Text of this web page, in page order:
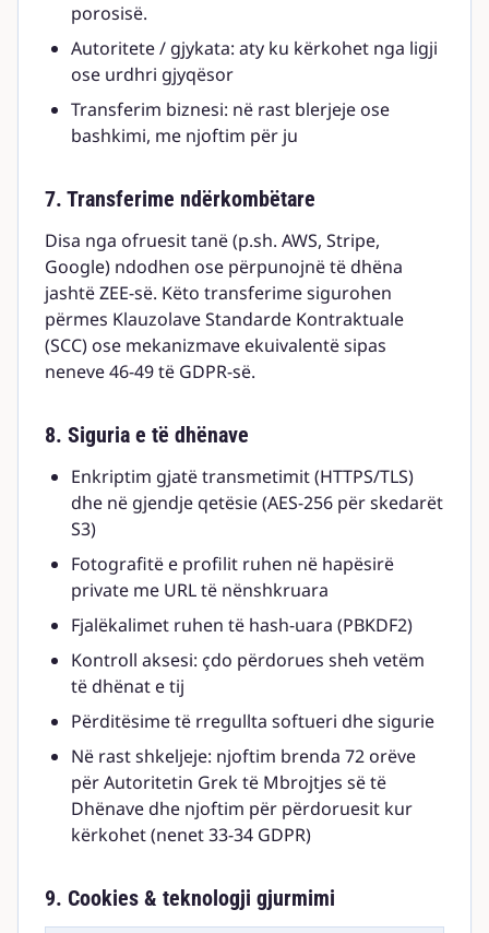
porosisë.
Autoritete / gjykata: aty ku kërkohet nga ligji
ose urdhri gjyqësor
Transferim biznesi: në rast blerjeje ose
bashkimi, me njoftim për ju
7. Transferime ndërkombëtare
Disa nga ofruesit tanë (p.sh. AWS, Stripe,
Google) ndodhen ose përpunojnë të dhëna
jashtë ZEE-së. Këto transferime sigurohen
përmes Klauzolave Standarde Kontraktuale
(SCC) ose mekanizmave ekuivalentë sipas
neneve 46-49 të GDPR-së.
8. Siguria e të dhënave
Enkriptim gjatë transmetimit (HTTPS/TLS)
dhe në gjendje qetësie (AES-256 për skedarët
S3)
Fotografitë e profilit ruhen në hapësirë
private me URL të nënshkruara
Fjalëkalimet ruhen të hash-uara (PBKDF2)
Kontroll aksesi: çdo përdorues sheh vetëm
të dhënat e tij
Përditësime të rregullta softueri dhe sigurie
Në rast shkeljeje: njoftim brenda 72 orëve
për Autoritetin Grek të Mbrojtjes së të
Dhënave dhe njoftim për përdoruesit kur
kërkohet (nenet 33-34 GDPR)
9. Cookies & teknologji gjurmimi